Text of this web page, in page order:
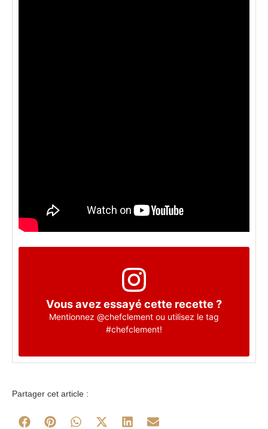
Vous avez essayé cette recette ?
Mentionnez @chefclement ou utilisez le tag
#chefclement!
Partager cet article :